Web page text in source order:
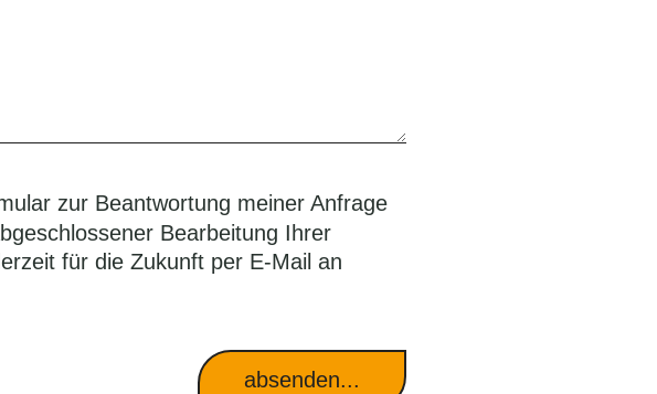
zur Beantwortung meiner Anfrage
Bearbeitung Ihrer
für die Zukunft per E-Mail an
absenden...